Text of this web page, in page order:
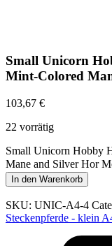
Small Unicorn
Mint-Colored
103,67 €
22 vorrätig
Small Unicorn Hobby
Mane and Silver Hor
In den Warenkorb
SKU: UNIC-A4-4
Steckenpferde - klein